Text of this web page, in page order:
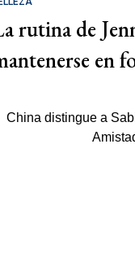
rutina de
en